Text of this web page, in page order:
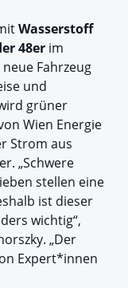
Wasserstoff
48er im
Fahrzeug
und
grüner
Wien Energie
Strom aus
„Schwere
stellen eine
ist dieser
wichtig“,
„Der
Expert*innen